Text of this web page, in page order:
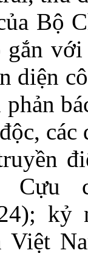
Bộ
gắn
diện
phản
kỷ
Việt